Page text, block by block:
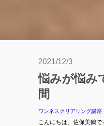
2021/12/3
悩みが悩み
間
ワンネスクリアリング講座
こんにちは、佐保美鶴